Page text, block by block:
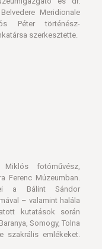
Meridionale
Péter történész-
szerkesztette.
Miklós fotóművész,
Ferenc Múzeumban.
a Bálint Sándor
– valamint halála
kutatások során
Somogy, Tolna
szakrális emlékeket.